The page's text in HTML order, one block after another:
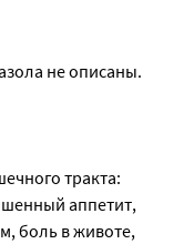
не описаны.
тракта:
аппетит,
боль в животе,